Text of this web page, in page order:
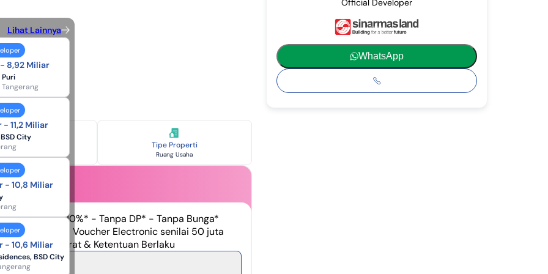
Lihat Lainnya
8,92 Miliar
Tangerang
- 11,2 Miliar
City
- 10,8 Miliar
- 10,6 Miliar
BSD City
Unit
Tersedia Tipe Properti
Ruang Usaha
langsung 10%* - Tanpa DP* - Tanpa Bunga*
promo: - Voucher Electronic senilai 50 juta
Lift* *Syarat & Ketentuan Berlaku
Promo
Official Developer
WhatsApp